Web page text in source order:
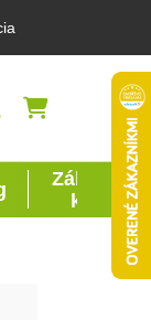
NÁKUPNÝ
Záhrada
kutil